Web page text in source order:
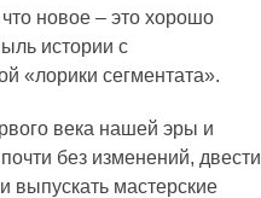
новое – это хорошо
истории с
«лорики сегментата».
века нашей эры и
без изменений, двести
выпускать мастерские